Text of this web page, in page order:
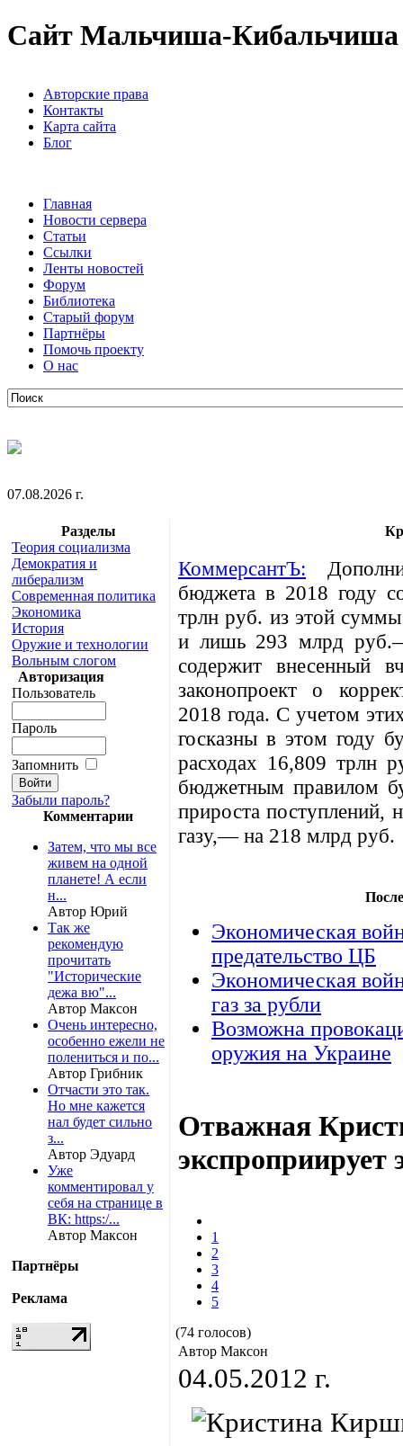
Сайт Мальчиша-Кибальчиша
Авторские права
Контакты
Карта сайта
Блог
Главная
Новости сервера
Статьи
Ссылки
Ленты новостей
Форум
Библиотека
Старый форум
Партнёры
Помочь проекту
О нас
07.08.2026 г.
Разделы
Теория социализма
Демократия и
либерализм
Современная политика
Экономика
История
Оружие и технологии
Вольным слогом
Авторизация
Пользователь
Пароль
Запомнить
Забыли пароль?
Комментарии
Затем, что мы все
живем на одной
планете! А если
н...
Автор Юрий
Так же
рекомендую
прочитать
"Исторические
дежа вю"...
Автор Максон
Очень интересно,
особенно ежели не
полениться и по...
Автор Грибник
Отчасти это так.
Но мне кажется
нал будет сильно
з...
Автор Эдуард
Уже
комментировал у
себя на странице в
ВК: https:/...
Автор Максон
Партнёры
Реклама
КоммерсантЪ:
бюджета в 2018 году
трлн руб. из этой суммы
и лишь 293 млрд руб.—
содержит внесенный
законопроект о
2018 года. С учетом
госказны в этом году
расходах 16,809 трлн
бюджетным правилом
прироста
газу,— на 218 млрд руб.
Экономическая
предательство ЦБ
Экономическая
газ за рубли
Возможна
оружия на Украине
Отважная
экспроприирует
1
2
3
4
5
(74 голосов)
Автор Максон
04.05.2012 г.